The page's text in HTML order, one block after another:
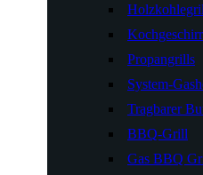
Kochgeschirr
Propangrills
System-
Tragbarer
BBQ-Grill
Gas BBQ